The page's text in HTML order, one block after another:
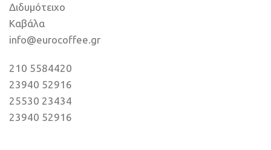
Διδυμότειχο
Καβάλα
info@eurocoffee.gr
210 5584420
23940 52916
25530 23434
23940 52916